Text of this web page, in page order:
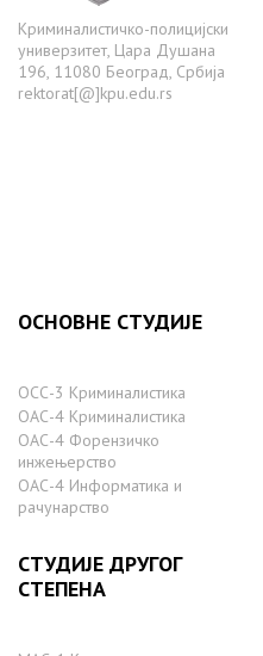
Криминалистичко-полицијски
универзитет, Цара Душана
196, 11080 Београд, Србија
rektorat[@]kpu.edu.rs
ОСНОВНЕ СТУДИЈЕ
ОСС-3 Криминалистика
ОАС-4 Криминалистика
ОАС-4 Форензичко
инжењерство
ОАС-4 Информатика и
рачунарство
СТУДИЈЕ ДРУГОГ
СТЕПЕНА